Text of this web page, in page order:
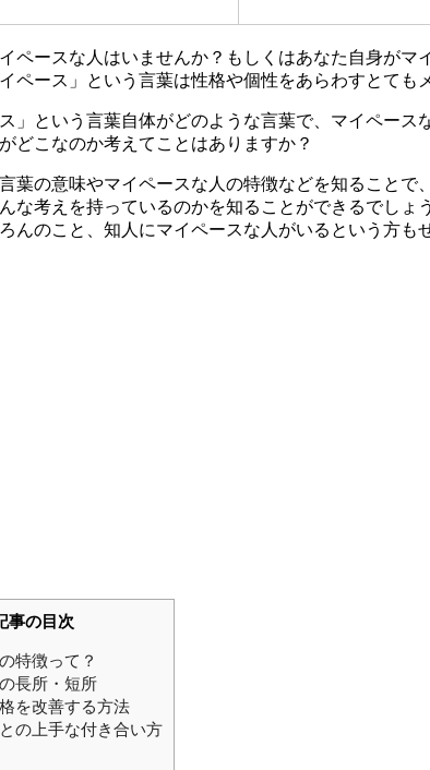
ペースな人はいませんか？もしくはあなた自身がマ
ペース」という言葉は性格や個性をあらわすとても
」という言葉自体がどのような言葉で、マイペース
どこなのか考えてことはありますか？
葉の意味やマイペースな人の特徴などを知ることで
な考えを持っているのかを知ることができるでしょ
んのこと、知人にマイペースな人がいるという方も
事の目次
特徴って？
長所・短所
を改善する方法
の上手な付き合い方